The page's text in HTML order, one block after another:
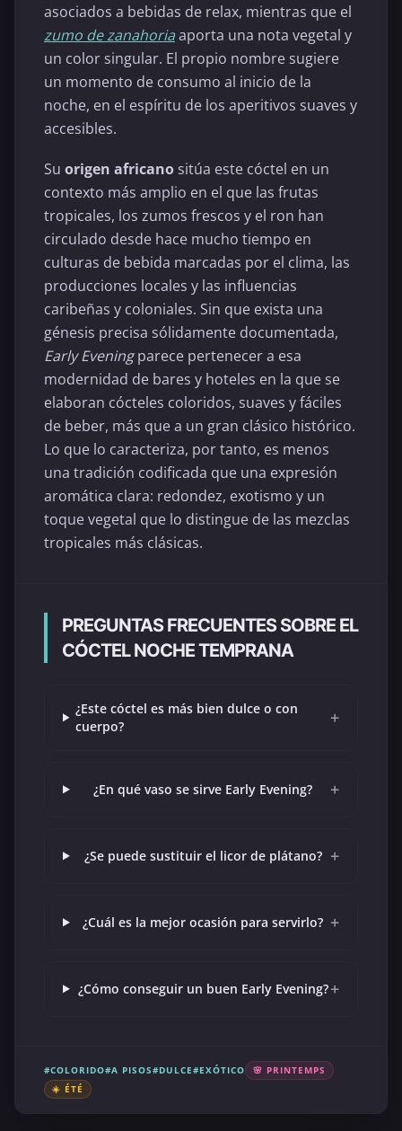
asociados a bebidas de relax, mientras que el
zumo de zanahoriaaporta una nota vegetal y
un color singular. El propio nombre sugiere
un momento de consumo al inicio de la
noche, en el espíritu de los aperitivos suaves y
accesibles.
Su origen africano sitúa este cóctel en un
contexto más amplio en el que las frutas
tropicales, los zumos frescos y el ron han
circulado desde hace mucho tiempo en
culturas de bebida marcadas por el clima, las
producciones locales y las influencias
caribeñas y coloniales. Sin que exista una
génesis precisa sólidamente documentada,
Early Eveningparece pertenecer a esa
modernidad de bares y hoteles en la que se
elaboran cócteles coloridos, suaves y fáciles
de beber, más que a un gran clásico histórico.
Lo que lo caracteriza, por tanto, es menos
una tradición codificada que una expresión
aromática clara: redondez, exotismo y un
toque vegetal que lo distingue de las mezclas
tropicales más clásicas.
PREGUNTAS FRECUENTES SOBRE EL
CÓCTEL NOCHE TEMPRANA
¿Este cóctel es más bien dulce o con
cuerpo?
+
¿En qué vaso se sirve Early Evening? +
¿Se puede sustituir el licor de plátano? +
¿Cuál es la mejor ocasión para servirlo? +
¿Cómo conseguir un buen Early Evening?+
#COLORIDO#A PISOS#DULCE#EXÓTICO
🌸 PRINTEMPS
☀️ ÉTÉ